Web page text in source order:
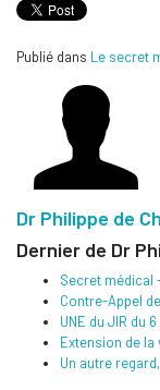
Publié dans Le secret
Dr Philippe de
Dernier de Dr
Secret médical
Contre-Appel
UNE du JIR du
Extension de
Un autre